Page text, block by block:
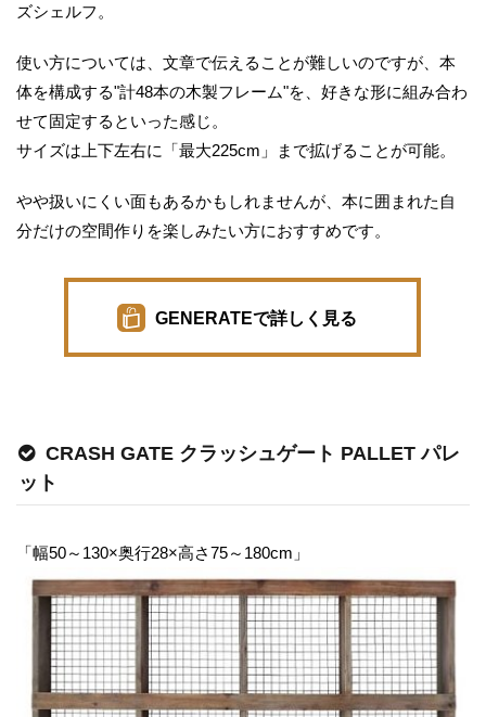
ズシェルフ。
使い方については、文章で伝えることが難しいのですが、本
体を構成する"計48本の木製フレーム"を、好きな形に組み合わ
せて固定するといった感じ。
サイズは上下左右に「最大225cm」まで拡げることが可能。
やや扱いにくい面もあるかもしれませんが、本に囲まれた自
分だけの空間作りを楽しみたい方におすすめです。
GENERATEで詳しく見る
CRASH GATE クラッシュゲート PALLET パレ
ット
「幅50～130×奥行28×高さ75～180cm」